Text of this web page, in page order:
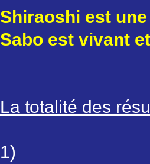
Shiraoshi est
Sabo est vivant
La totalité des
1)